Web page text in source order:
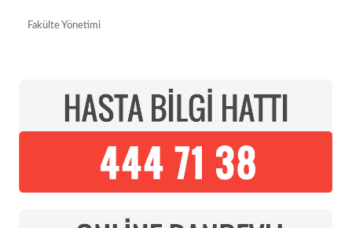
Fakülte Yönetimi